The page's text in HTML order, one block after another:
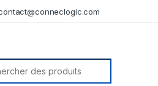
for: